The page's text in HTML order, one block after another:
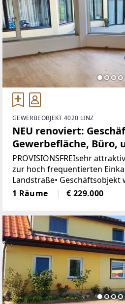
GEWERBEOBJEKT 4020 LINZ
NEU renoviert:
Gewerbefläche, Büro,
Landstrasse-Linz
PROVISIONSFREIsehr
zur hoch frequentierten
Landstraße•
generalsaniert• Klimatisiert
Böden, neue Heizkörper•
1 Räume € 229.000